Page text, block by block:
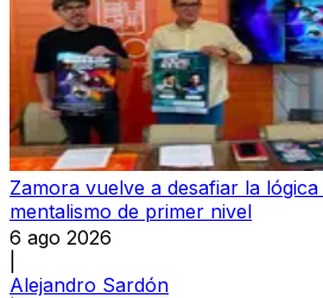
Zamora vuelve a desafiar la
mentalismo de primer nivel
6 ago 2026
Alejandro Sardón